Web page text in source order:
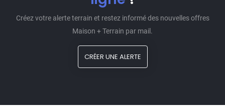
Créez votre alerte terrain et restez informé des nouvelles offres
Maison + Terrain par mail.
CRÉER UNE ALERTE